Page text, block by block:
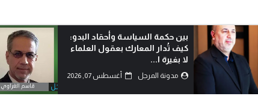
بين حكمة السياسة وأحقاد البدو:
كيف تُدار المعارك بعقول العلماء
لا بغيرة ا...
مدونة المرجل أغسطس 07, 2026